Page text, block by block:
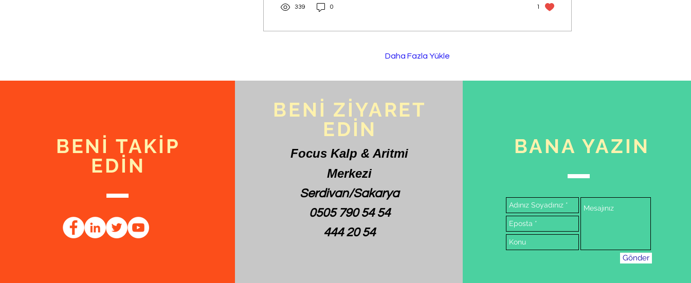
339 0 1
Daha Fazla Yükle
BENİ TAKİP
EDİN
BENİ ZİYARET
EDİN
Focus Kalp & Aritmi
Merkezi
Serdivan/Sakarya
0505 790 54 54
444 20 54
BANA YAZIN
Gönder